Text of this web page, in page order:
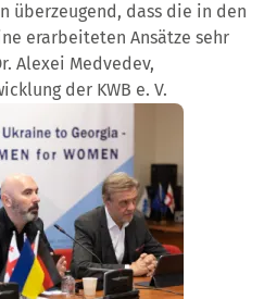
überzeugend, dass die in den
erarbeiteten Ansätze sehr
Alexei Medvedev,
der KWB e. V.